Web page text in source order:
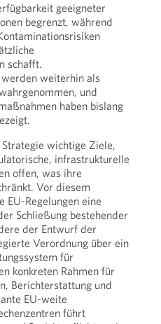
geeigneter
begrenzt, während
schafft.
weiterhin als
und
haben bislang
wichtige Ziele,
infrastrukturelle
offen, was ihre
Vor diesem
EU-Regelungen eine
Schließung bestehender
der Entwurf der
Verordnung über ein
für
konkreten Rahmen für
Berichterstattung und
EU-weite
führt